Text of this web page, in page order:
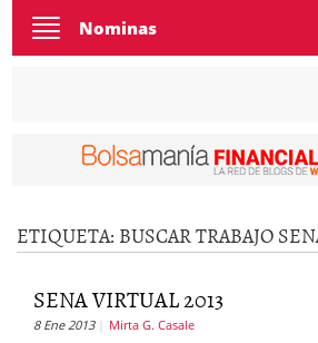
Toggle
navigation
Nominas
ETIQUETA: BUSCAR TRABAJO
SENA VIRTUAL 2013
8 Ene 2013 Mirta G. Casale